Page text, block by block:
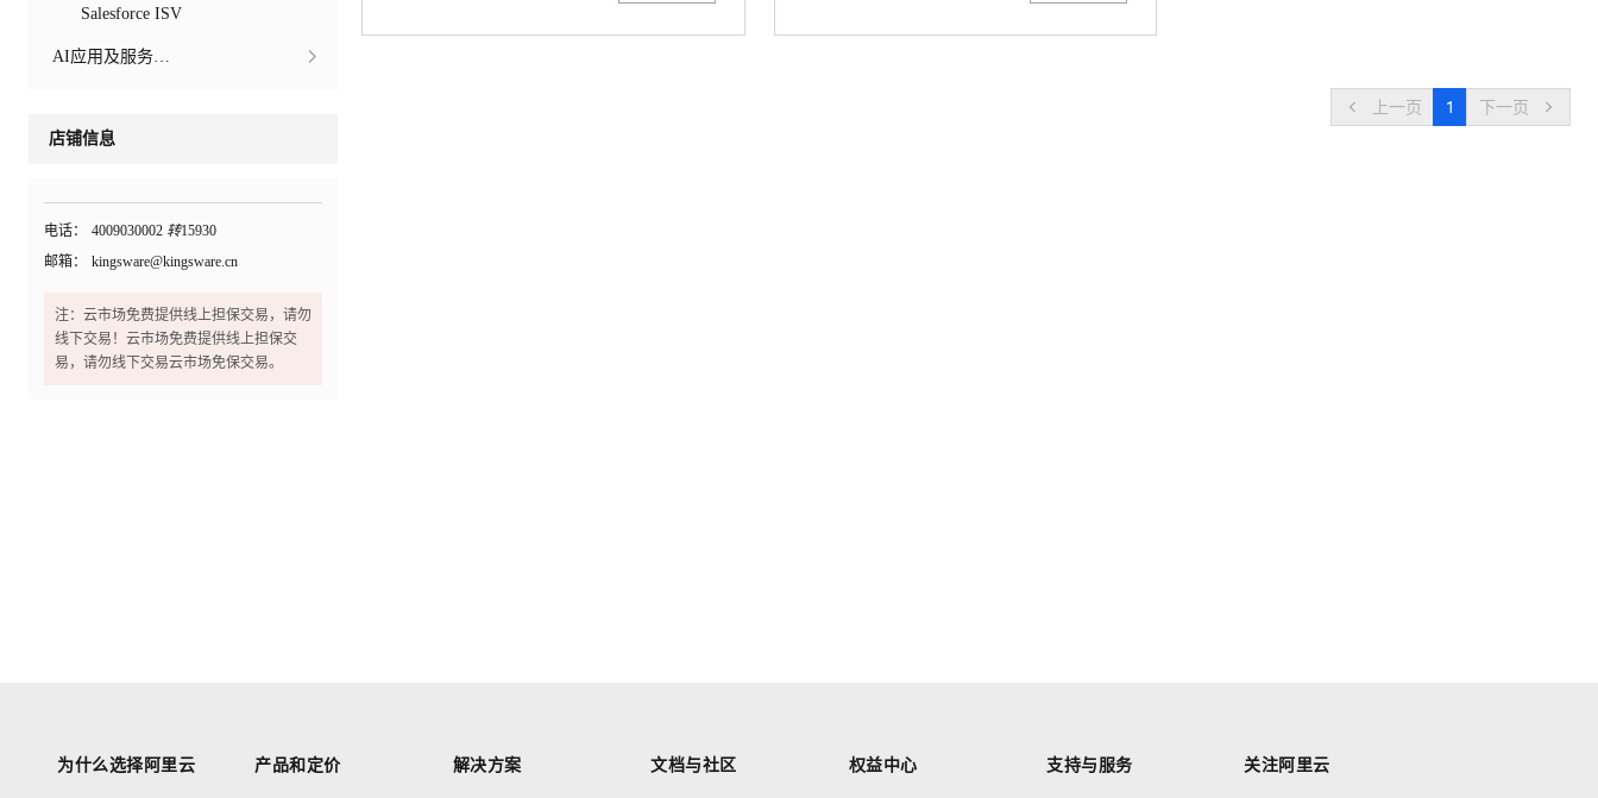
Salesforce ISV
AI应用及服务市场
店铺信息
电话： 4009030002 转15930
邮箱：
kingsware@kingsware.cn
注：云市场免费提供线上担保交易，请勿
线下交易！云市场免费提供线上担保交
易，请勿线下交易云市场免保交易。
上一页 1 下一页
为什么选择阿里云 产品和定价 解决方案 文档与社区 权益中心 支持与服务 关注阿里云